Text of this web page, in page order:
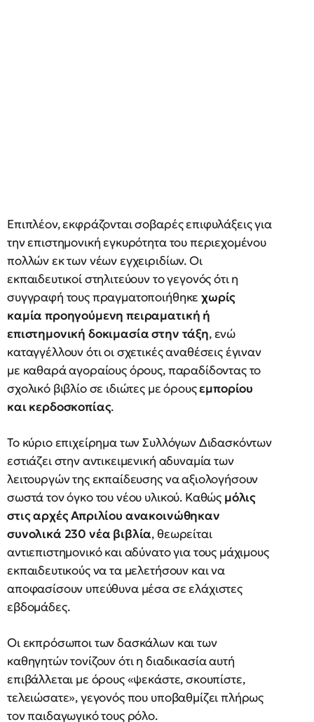
Επιπλέον, εκφράζονται σοβαρές επιφυλάξεις για
την επιστημονική εγκυρότητα του περιεχομένου
πολλών εκ των νέων εγχειριδίων. Οι
εκπαιδευτικοί στηλιτεύουν το γεγονός ότι η
συγγραφή τους πραγματοποιήθηκεχωρίς
καμία προηγούμενη πειραματική ή
επιστημονική δοκιμασία στην τάξη, ενώ
καταγγέλλουν ότι οι σχετικές αναθέσεις έγιναν
με καθαρά αγοραίους όρους, παραδίδοντας το
σχολικό βιβλίο σε ιδιώτες με όρουςεμπορίου
και κερδοσκοπίας.
Το κύριο επιχείρημα των Συλλόγων Διδασκόντων
εστιάζει στην αντικειμενική αδυναμία των
λειτουργών της εκπαίδευσης να αξιολογήσουν
σωστά τον όγκο του νέου υλικού. Καθώς μόλις
στις αρχές Απριλίου ανακοινώθηκαν
συνολικά 230 νέα βιβλία, θεωρείται
αντιεπιστημονικό και αδύνατο για τους μάχιμους
εκπαιδευτικούς να τα μελετήσουν και να
αποφασίσουν υπεύθυνα μέσα σε ελάχιστες
εβδομάδες.
Οι εκπρόσωποι των δασκάλων και των
καθηγητών τονίζουν ότι η διαδικασία αυτή
επιβάλλεται με όρους «ψεκάστε, σκουπίστε,
τελειώσατε», γεγονός που υποβαθμίζει πλήρως
τον παιδαγωγικό τους ρόλο.